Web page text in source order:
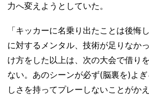
力へ変えようとしていた。
「キッカーに名乗り出たことは後悔
に対するメンタル、技術が足りなか
け方をした以上は、次の大会で借り
ない。あのシーンが必ず(脳裏を)よ
しさを持ってプレーしないことがか